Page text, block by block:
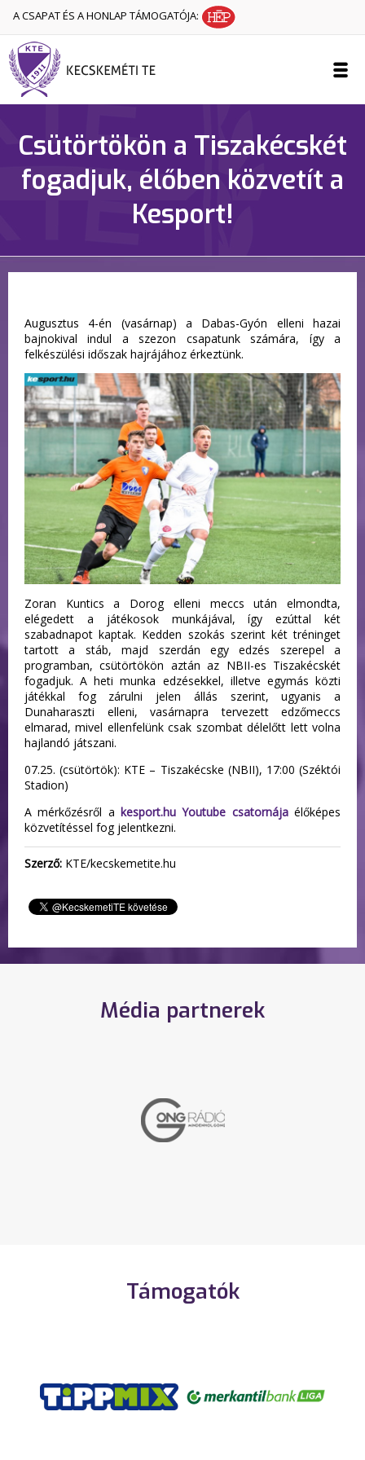
A CSAPAT ÉS A HONLAP TÁMOGATÓJA:
Csütörtökön a Tiszakécskét
fogadjuk, élőben közvetít a
Kesport!
Augusztus 4-én (vasárnap) a Dabas-Gyón elleni hazai
bajnokival indul a szezon csapatunk számára, így a
felkészülési időszak hajrájához érkeztünk.
Zoran Kuntics a Dorog elleni meccs után elmondta,
elégedett a játékosok munkájával, így ezúttal két
szabadnapot kaptak. Kedden szokás szerint két tréninget
tartott a stáb, majd szerdán egy edzés szerepel a
programban, csütörtökön aztán az NBII-es Tiszakécskét
fogadjuk. A heti munka edzésekkel, illetve egymás közti
játékkal fog zárulni jelen állás szerint, ugyanis a
Dunaharaszti elleni, vasárnapra tervezett edzőmeccs
elmarad, mivel ellenfelünk csak szombat délelőtt lett volna
hajlandó játszani.
07.25. (csütörtök): KTE – Tiszakécske (NBII), 17:00 (Széktói
Stadion)
A mérkőzésről a kesport.hu Youtube csatornájaélőképes
közvetítéssel fog jelentkezni.
Szerző: KTE/kecskemetite.hu
Média partnerek
Támogatók